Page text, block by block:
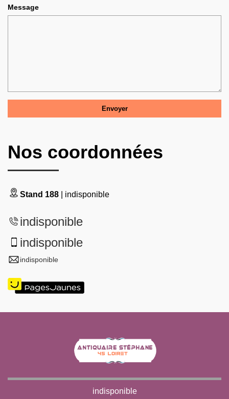
Message
Nos coordonnées
Stand 188 | indisponible
indisponible
indisponible
indisponible
indisponible